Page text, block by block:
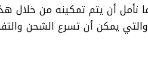
نأمل أن يتم تمكينه من
يمكن أن تسرع الشحن